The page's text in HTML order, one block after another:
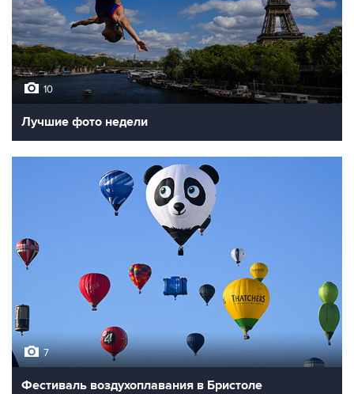
10
Лучшие фото недели
7
Фестиваль воздухоплавания в Бристоле